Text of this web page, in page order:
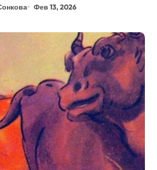
Фев 13, 2026